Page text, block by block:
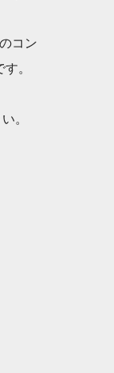
コン
。
。